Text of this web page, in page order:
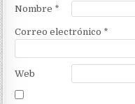
Nombre *
Correo electrónico *
Web